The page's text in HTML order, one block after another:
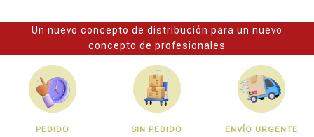
Un nuevo concepto de distribución para un nuevo
concepto de profesionales
PEDIDO
SIN PEDIDO
ENVÍO URGENTE